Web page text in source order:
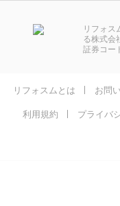
リフォス
る株式会
証券コー
リフォスムとは お問
利用規約 プライバ